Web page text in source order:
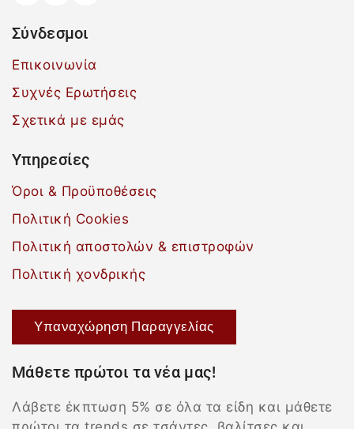
Σύνδεσμοι
Επικοινωνία
Συχνές Ερωτήσεις
Σχετικά με εμάς
Υπηρεσίες
Όροι & Προϋποθέσεις
Πολιτική Cookies
Πολιτική αποστολών & επιστροφών
Πολιτική χονδρικής
Υπαναχώρηση Παραγγελίας
Μάθετε πρώτοι τα νέα μας!
Λάβετε έκπτωση 5% σε όλα τα είδη και μάθετε